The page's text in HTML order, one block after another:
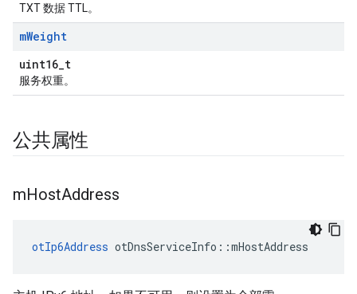
TXT 数据 TTL。
mWeight
uint16_t
服务权重。
公共属性
mHostAddress
otIp6Address otDnsServiceInfo ::mHostAddress